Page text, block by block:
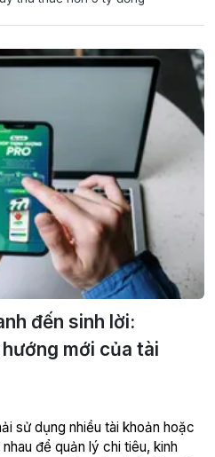
đến sinh lời:
mới của tài
sử dụng nhiều tài khoản hoặc
để quản lý chi tiêu, kinh